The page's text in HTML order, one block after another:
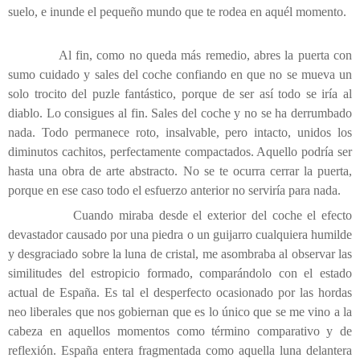
suelo, e inunde el pequeño mundo que te rodea en aquél momento.
Al fin, como no queda más remedio, abres la puerta con
sumo cuidado y sales del coche confiando en que no se mueva un
solo trocito del puzle fantástico, porque de ser así todo se iría al
diablo. Lo consigues al fin. Sales del coche y no se ha derrumbado
nada. Todo permanece roto, insalvable, pero intacto, unidos los
diminutos cachitos, perfectamente compactados. Aquello podría ser
hasta una obra de arte abstracto. No se te ocurra cerrar la puerta,
porque en ese caso todo el esfuerzo anterior no serviría para nada.
Cuando miraba desde el exterior del coche el efecto
devastador causado por una piedra o un guijarro cualquiera humilde
y desgraciado sobre la luna de cristal, me asombraba al observar las
similitudes del estropicio formado, comparándolo con el estado
actual de España. Es tal el desperfecto ocasionado por las hordas
neo liberales que nos gobiernan que es lo único que se me vino a la
cabeza en aquellos momentos como término comparativo y de
reflexión. España entera fragmentada como aquella luna delantera